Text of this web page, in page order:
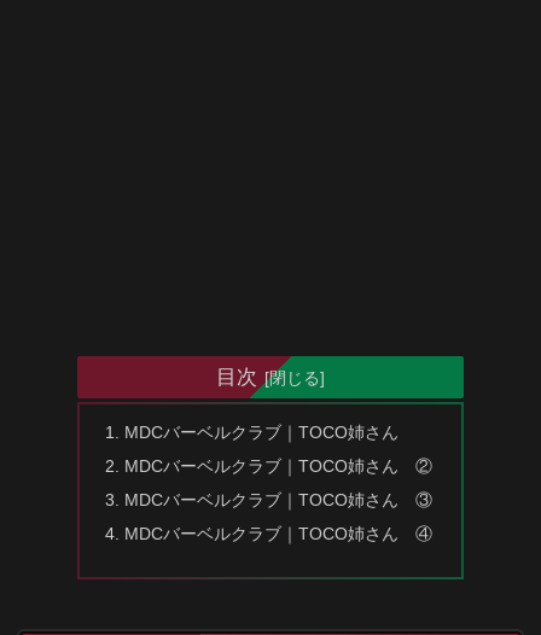
目次
MDCバーベルクラブ｜TOCO姉さん
MDCバーベルクラブ｜TOCO姉さん ②
MDCバーベルクラブ｜TOCO姉さん ③
MDCバーベルクラブ｜TOCO姉さん ④